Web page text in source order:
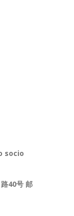
socio
40号 邮